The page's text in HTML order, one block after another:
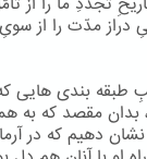
مدّت را از
طبقه بندی هایی
مقصد که به
دهیم که در